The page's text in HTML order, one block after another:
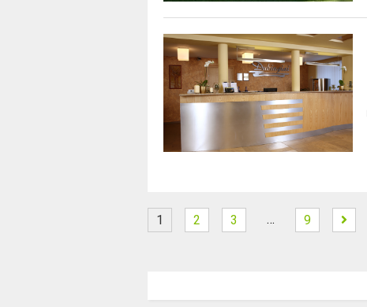
1 2 3 … 9